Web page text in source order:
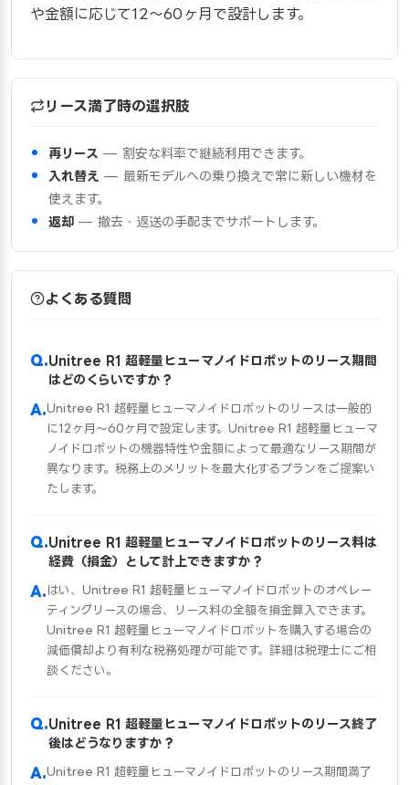
や金額に応じて12〜60ヶ月で設計します。
リース満了時の選択肢
再リース — 割安な料率で継続利用できます。
入れ替え — 最新モデルへの乗り換えで常に新しい機材を
使えます。
返却 — 撤去・返送の手配までサポートします。
よくある質問
Unitree R1 超軽量ヒューマノイドロボットのリース期間
はどのくらいですか？
Unitree R1 超軽量ヒューマノイドロボットのリースは一般的
に12ヶ月〜60ヶ月で設定します。Unitree R1 超軽量ヒューマ
ノイドロボットの機器特性や金額によって最適なリース期間が
異なります。税務上のメリットを最大化するプランをご提案い
たします。
Unitree R1 超軽量ヒューマノイドロボットのリース料は
経費（損金）として計上できますか？
はい、Unitree R1 超軽量ヒューマノイドロボットのオペレー
ティングリースの場合、リース料の全額を損金算入できます。
Unitree R1 超軽量ヒューマノイドロボットを購入する場合の
減価償却より有利な税務処理が可能です。詳細は税理士にご相
談ください。
Unitree R1 超軽量ヒューマノイドロボットのリース終了
後はどうなりますか？
Unitree R1 超軽量ヒューマノイドロボットのリース期間満了